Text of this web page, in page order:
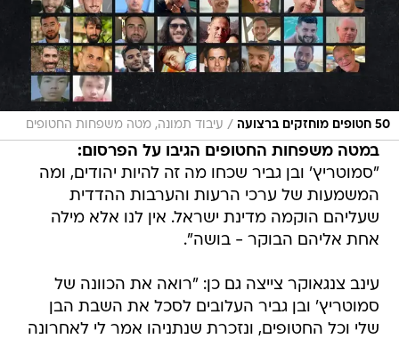
50 חטופים מוחזקים ברצועה / עיבוד תמונה, מטה משפחות החטופים
במטה משפחות החטופים הגיבו על הפרסום:
"סמוטריץ' ובן גביר שכחו מה זה להיות יהודים, ומה
המשמעות של ערכי הרעות והערבות ההדדית
שעליהם הוקמה מדינת ישראל. אין לנו אלא מילה
אחת אליהם הבוקר - בושה".
עינב צנגאוקר צייצה גם כן: "רואה את הכוונה של
סמוטריץ' ובן גביר העלובים לסכל את השבת הבן
שלי וכל החטופים, ונזכרת שנתניהו אמר לי לאחרונה